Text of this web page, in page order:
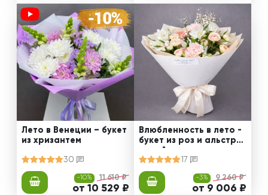
Лето в Венеции – букет
из хризантем
30
-10% 11 610 ₽
от 10 529 ₽
Влюбленность в лето -
букет из роз и альстро
мерий
17
-3% 9 260 ₽
от 9 006 ₽